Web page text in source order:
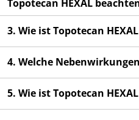
Topotecan HEXAL
3. Wie ist Topotecan
4. Welche
5. Wie ist Topotecan